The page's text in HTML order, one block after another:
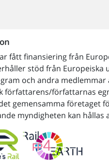
fått finansiering från
stöd från
och andra medlemmar
författarens/författarnas
gemensamma företaget
myndigheten kan hållas